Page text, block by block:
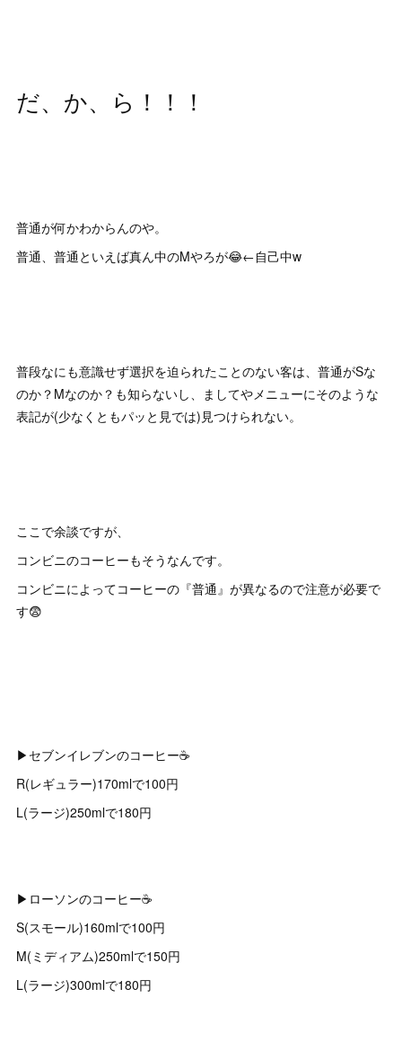
だ、か、ら！！！
普通が何かわからんのや。
普通、普通といえば真ん中のMやろが😂←自己中w
普段なにも意識せず選択を迫られたことのない客は、普通がSな
のか？Mなのか？も知らないし、ましてやメニューにそのような
表記が(少なくともパッと見では)見つけられない。
ここで余談ですが、
コンビニのコーヒーもそうなんです。
コンビニによってコーヒーの『普通』が異なるので注意が必要で
す😨
▶︎セブンイレブンのコーヒー☕️
R(レギュラー)170mlで100円
L(ラージ)250mlで180円
▶︎ローソンのコーヒー☕️
S(スモール)160mlで100円
M(ミディアム)250mlで150円
L(ラージ)300mlで180円